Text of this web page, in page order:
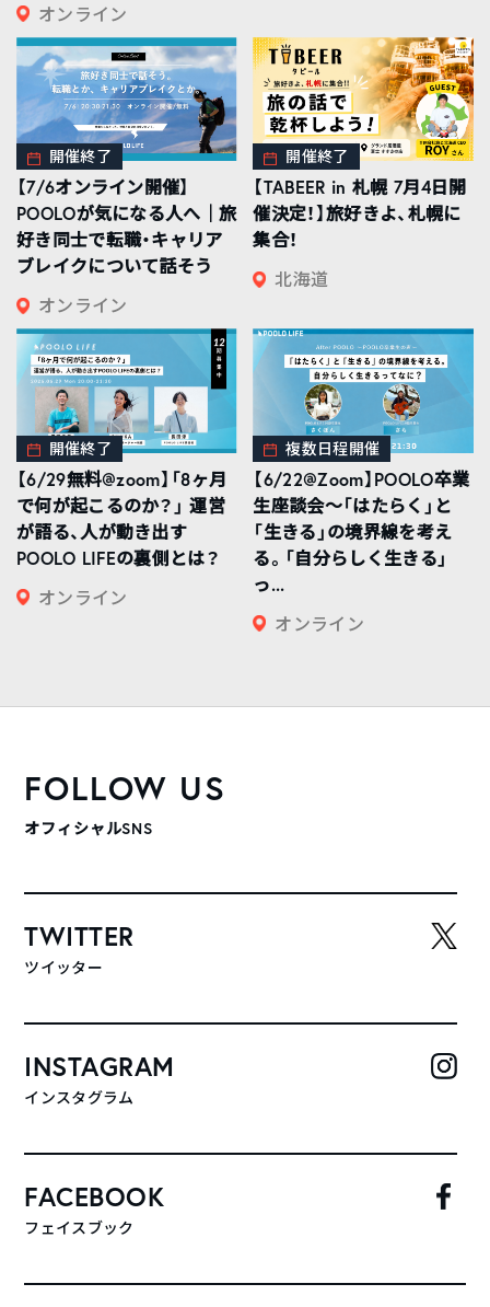
オンライン
開催終了
【7/6オンライン開催】
POOLOが気になる人へ｜旅
好き同士で転職・キャリア
ブレイクについて話そう
オンライン
開催終了
【TABEER in 札幌 7月4日開
催決定！】旅好きよ、札幌に
集合！
北海道
開催終了
【6/29無料@zoom】「8ヶ月
で何が起こるのか？」 運営
が語る、人が動き出す
POOLO LIFEの裏側とは？
オンライン
複数日程開催
【6/22@Zoom】POOLO卒業
生座談会〜「はたらく」と
「生きる」の境界線を考え
る。「自分らしく生きる」
っ...
オンライン
FOLLOW US
オフィシャルSNS
TWITTER
ツイッター
INSTAGRAM
インスタグラム
FACEBOOK
フェイスブック